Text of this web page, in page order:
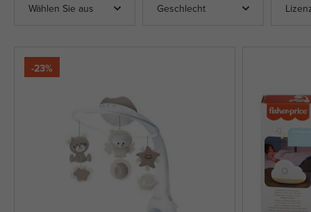
Wählen Sie aus Geschlecht
-23%